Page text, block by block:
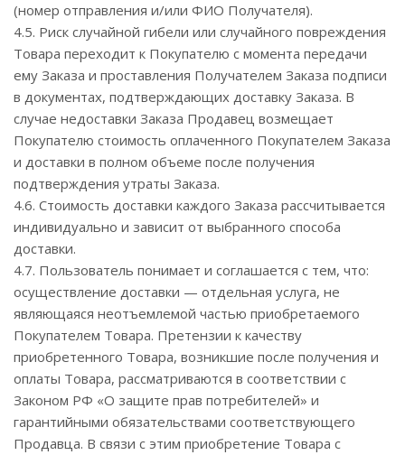
(номер отправления и/или ФИО Получателя).
4.5. Риск случайной гибели или случайного повреждения
Товара переходит к Покупателю с момента передачи
ему Заказа и проставления Получателем Заказа подписи
в документах, подтверждающих доставку Заказа. В
случае недоставки Заказа Продавец возмещает
Покупателю стоимость оплаченного Покупателем Заказа
и доставки в полном объеме после получения
подтверждения утраты Заказа.
4.6. Стоимость доставки каждого Заказа рассчитывается
индивидуально и зависит от выбранного способа
доставки.
4.7. Пользователь понимает и соглашается с тем, что:
осуществление доставки — отдельная услуга, не
являющаяся неотъемлемой частью приобретаемого
Покупателем Товара. Претензии к качеству
приобретенного Товара, возникшие после получения и
оплаты Товара, рассматриваются в соответствии с
Законом РФ «О защите прав потребителей» и
гарантийными обязательствами соответствующего
Продавца. В связи с этим приобретение Товара с